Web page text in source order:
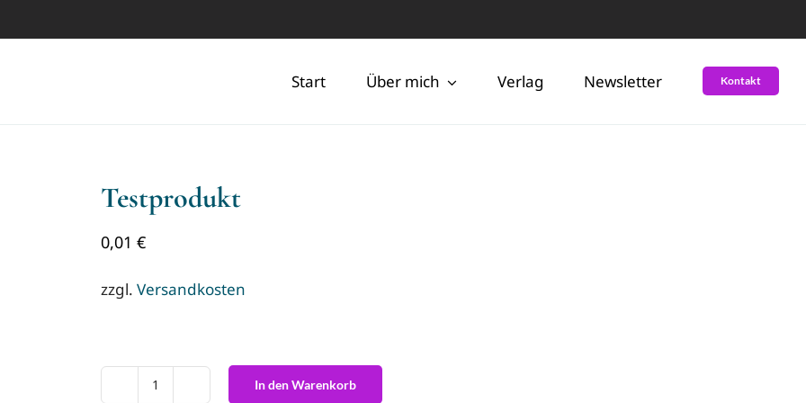
Start Über mich Verlag Newsletter Kontakt
Testprodukt
0,01 €
zzgl. Versandkosten
In den Warenkorb